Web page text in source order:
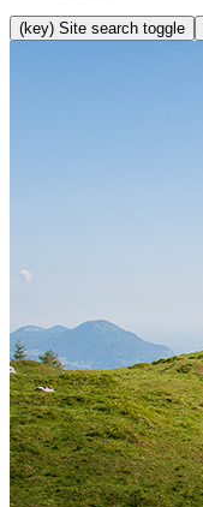
(key) Site search toggle